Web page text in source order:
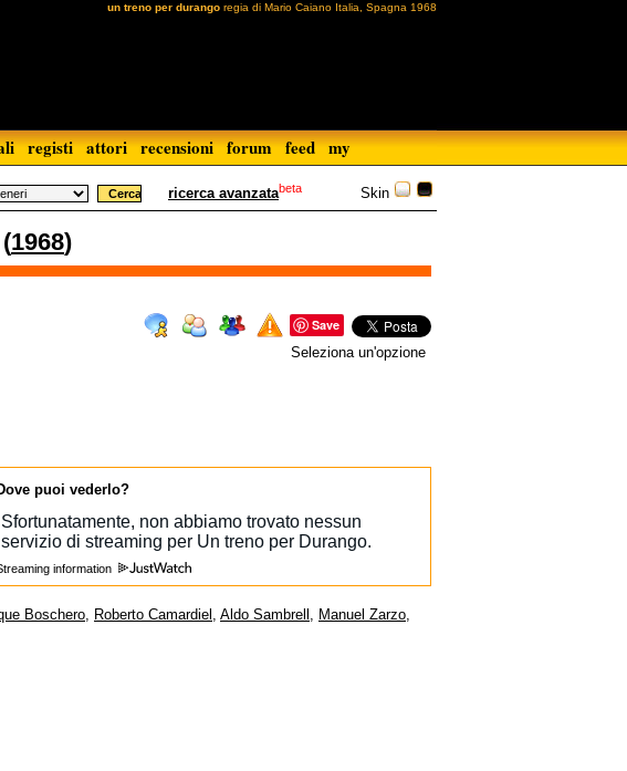
un treno per durango regia di Mario Caiano Italia, Spagna 1968
registi attori recensioni forum feed my
Skin
ricerca avanzatabeta
(1968)
Save
Seleziona un'opzione
puoi vederlo?
information
Boschero, Roberto Camardiel , Aldo Sambrell , Manuel Zarzo,